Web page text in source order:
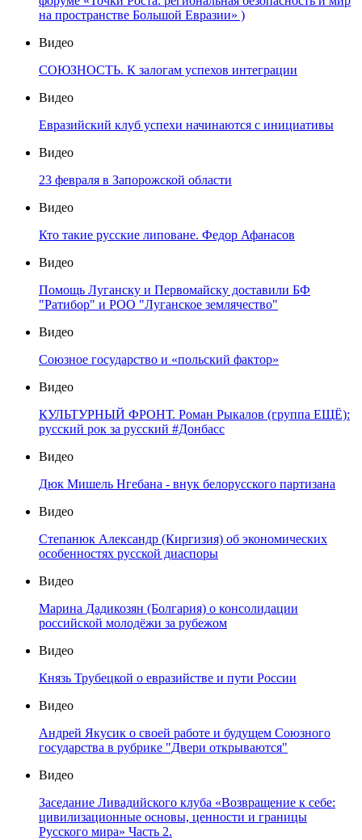
на пространстве Большой Евразии» )
Видео
СОЮЗНОСТЬ. К залогам успехов интеграции
Видео
Евразийский клуб успехи начинаются с инициативы
Видео
23 февраля в Запорожской области
Видео
Кто такие русские липоване. Федор Афанасов
Видео
Помощь Луганску и Первомайску доставили БФ
"Ратибор" и РОО "Луганское землячество"
Видео
Союзное государство и «польский фактор»
Видео
КУЛЬТУРНЫЙ ФРОНТ. Роман Рыкалов (группа ЕЩЁ):
русский рок за русский #Донбасс
Видео
Дюк Мишель Нгебана - внук белорусского партизана
Видео
Степанюк Александр (Киргизия) об экономических
особенностях русской диаспоры
Видео
Марина Дадикозян (Болгария) о консолидации
российской молодёжи за рубежом
Видео
Князь Трубецкой о евразийстве и пути России
Видео
Андрей Якусик о своей работе и будущем Союзного
государства в рубрике "Двери открываются"
Видео
Заседание Ливадийского клуба «Возвращение к себе:
цивилизационные основы, ценности и границы
Русского мира» Часть 2.